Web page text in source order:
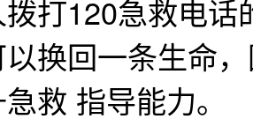
打120急救电
换回一条生命
救 指导能力。